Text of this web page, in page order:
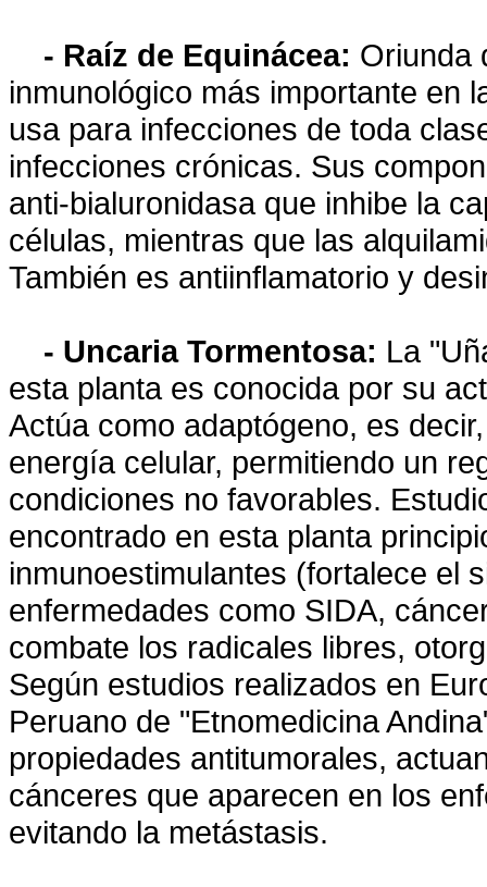
- Raíz de Equinácea: Oriunda
inmunológico más importante en
usa para infecciones de toda
infecciones crónicas. Sus
anti-bialuronidasa que inhibe la
células, mientras que las
También es antiinflamatorio y
- Uncaria Tormentosa: La
esta planta es conocida por su
Actúa como adaptógeno, es
energía celular, permitiendo un
condiciones no favorables.
encontrado en esta planta
inmunoestimulantes (fortalece el
enfermedades como SIDA,
combate los radicales libres,
Según estudios realizados en
Peruano de "Etnomedicina
propiedades antitumorales,
cánceres que aparecen en los
evitando la metástasis.